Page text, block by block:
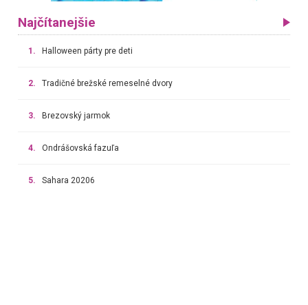
Najčítanejšie
1. Halloween párty pre deti
2. Tradičné brežské remeselné dvory
3. Brezovský jarmok
4. Ondrášovská fazuľa
5. Sahara 20206